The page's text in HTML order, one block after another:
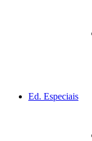
Ed. Especiais